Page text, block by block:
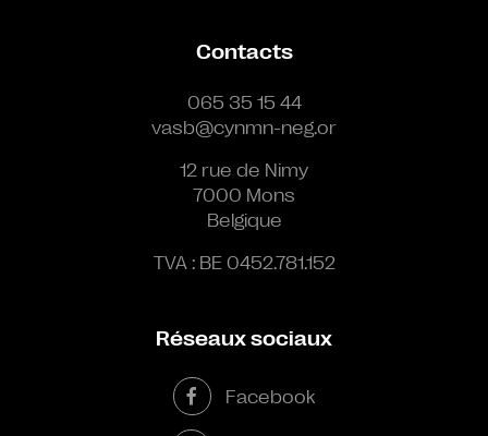
Contacts
065 35 15 44
vasb@cynmn-neg.or
12 rue de Nimy
7000 Mons
Belgique
TVA : BE 0452.781.152
Réseaux sociaux
Facebook